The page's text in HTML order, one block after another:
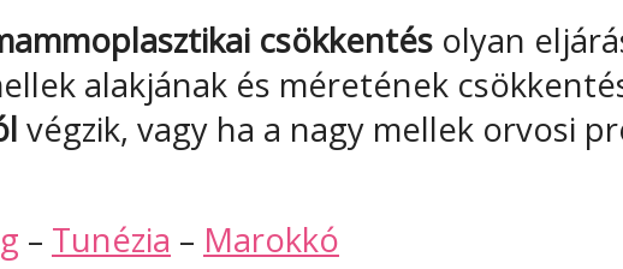
csökkentés olyan
alakjának és méretének
végzik, vagy ha a nagy mellek orvosi
– Tunézia – Marokkó